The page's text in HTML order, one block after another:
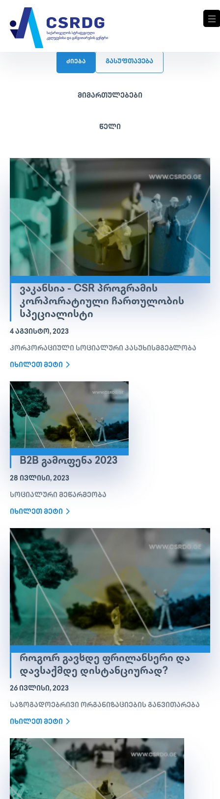
მიმართულებები
წელი
ძიება ᲒᲐᲡᲣᲤᲗᲐᲕᲔᲑᲐ
ᲕᲐᲙᲐᲜᲡᲘᲐ - CSR ᲞᲠᲝᲒᲠᲐᲛᲘᲡ
ᲙᲝᲠᲞᲝᲠᲐᲢᲘᲣᲚᲘ ᲩᲐᲠᲗᲣᲚᲝᲑᲘᲡ
ᲡᲞᲔᲪᲘᲐᲚᲘᲡᲢᲘ
4 ᲐᲒᲕᲘᲡᲢᲝ, 2023
კორპორაციული სოციალური პასუხისმგებლობა
იხილეთ მეტი
B2B ᲒᲐᲛᲝᲤᲔᲜᲐ 2023
28 ᲘᲕᲚᲘᲡᲘ, 2023
სოციალური მეწარმეობა
იხილეთ მეტი
ᲠᲝᲒᲝᲠ ᲒᲐᲕᲮᲓᲔ ᲤᲠᲘᲚᲐᲜᲡᲔᲠᲘ ᲓᲐ
ᲓᲐᲕᲡᲐᲥᲛᲓᲔ ᲓᲘᲡᲢᲐᲜᲪᲘᲣᲠᲐᲓ?
26 ᲘᲕᲚᲘᲡᲘ, 2023
საზოგადოებრივი ორგანიზაციების განვითარება
იხილეთ მეტი